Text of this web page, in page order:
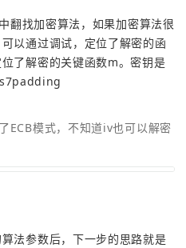
翻找加密算法，如果加密算法很
以通过调试，定位了解密的函
了解密的关键函数m。密钥是
ECB模式，不知道iv也可以解密
法参数后，下一步的思路就是